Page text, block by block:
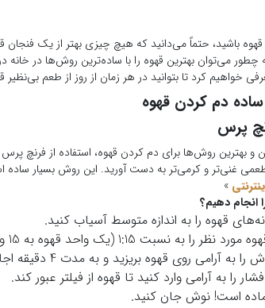
قهوه باشید، حتماً می‌دانید که هیچ چیزی بهتر از یک
چطور می‌توان بهترین قهوه را با ساده‌ترین روش‌ها در خانه
خواهیم کرد تا بتوانید در هر زمان از روز از طعم
دم کردن قهوه
و بهترین روش‌ها برای دم کردن قهوه، استفاده از فرنچ
غنی‌تر و کرمی‌تر به دست آورید. این روش بسیار ساده
»
انجام دهیم؟
قهوه را به اندازه متوسط آسیاب کنید.
را به نسبت 1:15 (یک واحد قهوه به 15 واحد آب) در فرنچ پرس بریزید.
روی قهوه بریزید و به مدت 4 دقیقه اجازه دهید که قهوه عصاره‌گیری کند.
را به آرامی وارد کنید تا قهوه از فیلتر عبور کند.
است! نوش جان کنید.